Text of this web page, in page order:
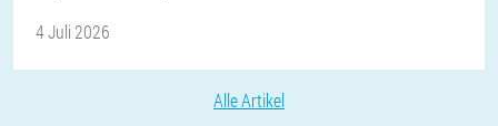
4 Juli 2026
Alle Artikel